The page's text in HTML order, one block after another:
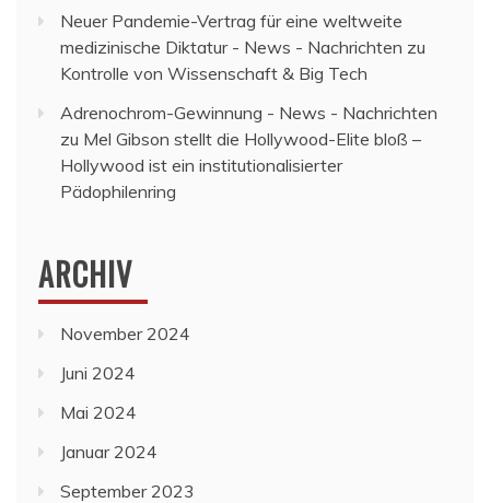
Neuer Pandemie-Vertrag für eine weltweite
medizinische Diktatur - News - Nachrichten zu
Kontrolle von Wissenschaft & Big Tech
Adrenochrom-Gewinnung - News - Nachrichten
zu Mel Gibson stellt die Hollywood-Elite bloß –
Hollywood ist ein institutionalisierter
Pädophilenring
ARCHIV
November 2024
Juni 2024
Mai 2024
Januar 2024
September 2023